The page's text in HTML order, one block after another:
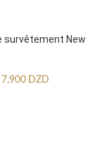
survêtement New
7,900 DZD